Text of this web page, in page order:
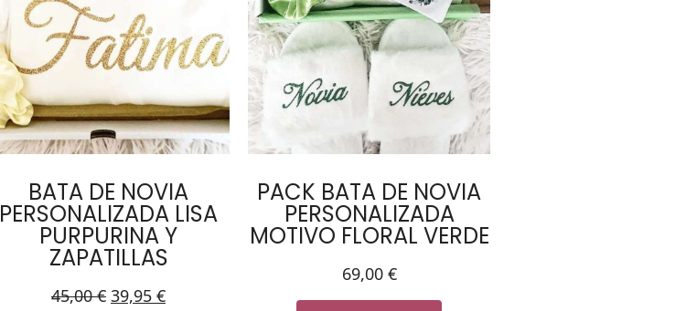
BATA DE NOVIA
PERSONALIZADA LISA
PURPURINA Y
ZAPATILLAS
45,00€ 39,95 €
PACK BATA DE NOVIA
PERSONALIZADA
MOTIVO FLORAL VERDE
69,00 €